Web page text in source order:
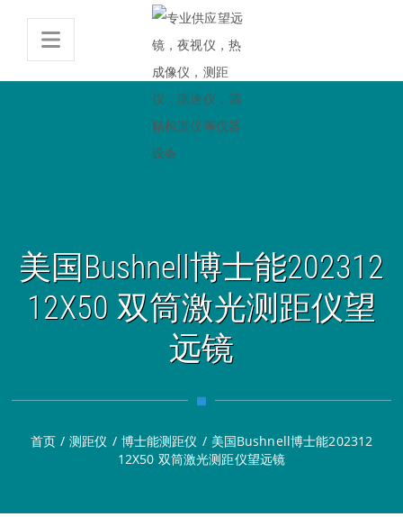
美国Bushnell博士能202312
12X50 双筒激光测距仪望
远镜
首页 / 测距仪 / 博士能测距仪 / 美国Bushnell博士能202312
12X50 双筒激光测距仪望远镜